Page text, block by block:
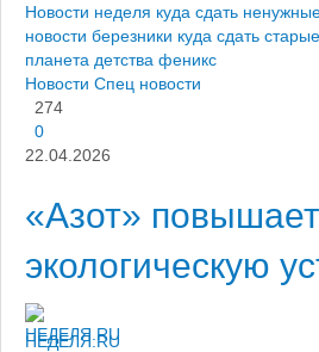
Новости неделя куда сдать
новости березники куда сдать
планета детства феникс
Новости Спец новости
274
0
22.04.2026
«Азот» повышает
экологическую
НЕДЕЛЯ.RU